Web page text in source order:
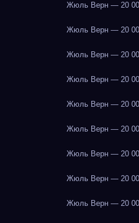
Жюль Верн — 20
Жюль Верн — 20
Жюль Верн — 20
Жюль Верн — 20
Жюль Верн — 20
Жюль Верн — 20
Жюль Верн — 20
Жюль Верн — 20
Жюль Верн — 20